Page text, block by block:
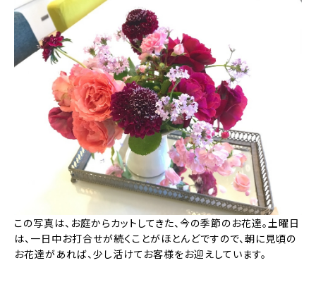
この写真は、お庭からカットしてきた、今の季節のお花達。土曜日
は、一日中お打合せが続くことがほとんどですので、朝に見頃の
お花達があれば、少し活けてお客様をお迎えしています。